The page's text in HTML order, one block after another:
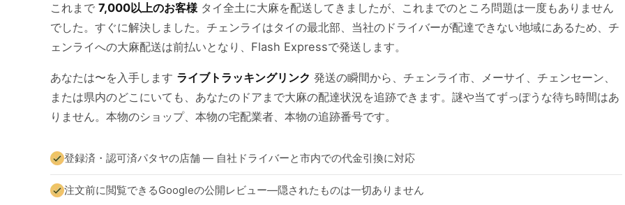
これまで 7,000以上のお客様タイ全土に大麻を配送してきましたが、これまでのところ問題は一度もありません
でした。すぐに解決しました。チェンライはタイの最北部、当社のドライバーが配達できない地域にあるため、チ
ェンライへの大麻配送は前払いとなり、Flash Expressで発送します。
あなたは〜を入手します ライブトラッキングリンク 発送の瞬間から、チェンライ市、メーサイ、チェンセーン、
または県内のどこにいても、あなたのドアまで大麻の配達状況を追跡できます。謎や当てずっぽうな待ち時間はあ
りません。本物のショップ、本物の宅配業者、本物の追跡番号です。
登録済・認可済パタヤの店舗 — 自社ドライバーと市内での代金引換に対応
注文前に閲覧できるGoogleの公開レビュー—隠されたものは一切ありません